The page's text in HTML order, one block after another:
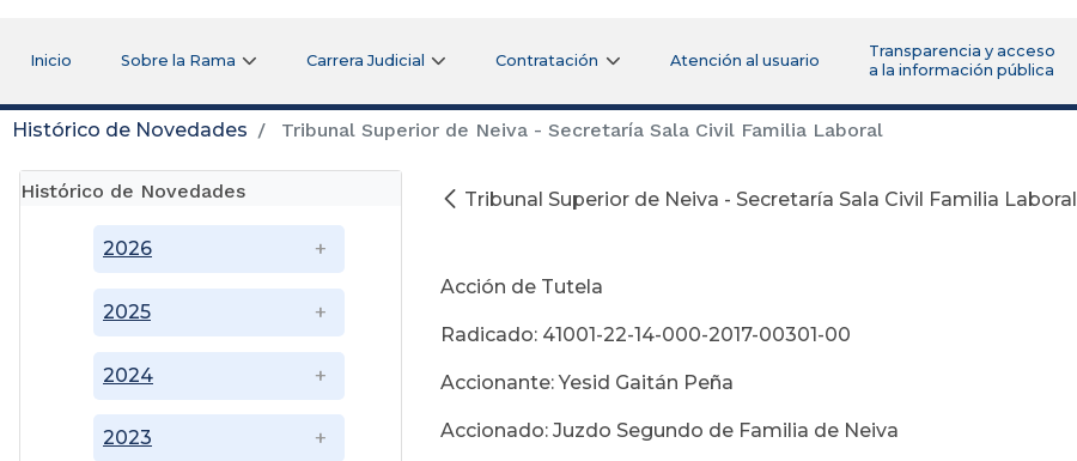
Inicio Sobre la Rama Carrera Judicial Contratación Atención al usuario
Transparencia y acceso
a la información pública
Histórico de Novedades Tribunal Superior de Neiva - Secretaría Sala Civil Familia Laboral
Histórico de Novedades
2023
2024
2025
2026
Tribunal Superior de Neiva - Secretaría Sala Civil Familia Laboral
Acción de Tutela
Radicado: 41001-22-14-000-2017-00301-00
Accionante: Yesid Gaitán Peña
Accionado: Juzdo Segundo de Familia de Neiva